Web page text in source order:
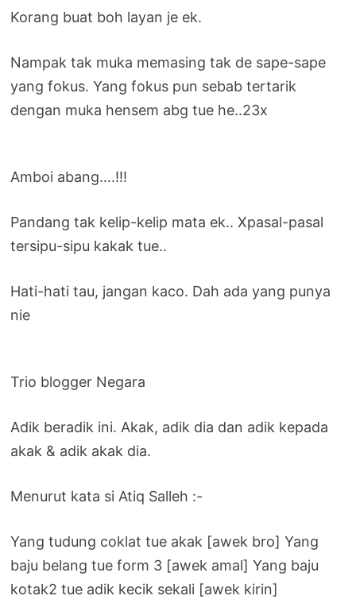
Korang buat boh layan je ek.
Nampak tak muka memasing tak de sape-sape
yang fokus. Yang fokus pun sebab tertarik
dengan muka hensem abg tue he..23x
Amboi abang….!!!
Pandang tak kelip-kelip mata ek.. Xpasal-pasal
tersipu-sipu kakak tue..
Hati-hati tau, jangan kaco. Dah ada yang punya
nie
Trio blogger Negara
Adik beradik ini. Akak, adik dia dan adik kepada
akak & adik akak dia.
Menurut kata si Atiq Salleh :-
Yang tudung coklat tue akak [awek bro] Yang
baju belang tue form 3 [awek amal] Yang baju
kotak2 tue adik kecik sekali [awek kirin]